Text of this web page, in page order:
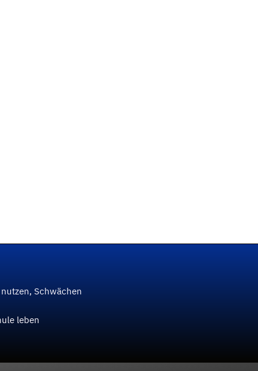
Schwächen
leben